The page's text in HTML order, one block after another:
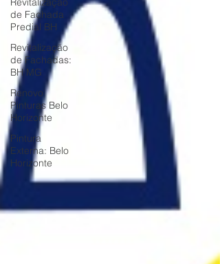
de Fachada
Predial BH
Revitalização
de Fachadas:
BH MG
Renovo
Pinturas Belo
Horizonte
Pintura
Externa: Belo
Horizonte